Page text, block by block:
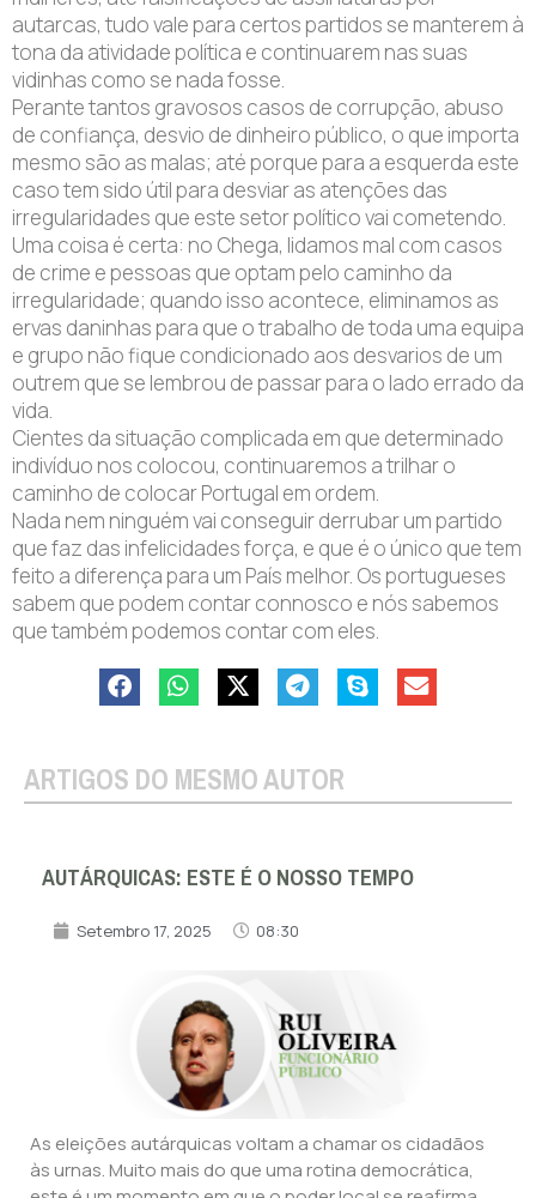
autarcas, tudo vale para certos partidos se manterem à
tona da atividade política e continuarem nas suas
vidinhas como se nada fosse.
Perante tantos gravosos casos de corrupção, abuso
de confiança, desvio de dinheiro público, o que importa
mesmo são as malas; até porque para a esquerda este
caso tem sido útil para desviar as atenções das
irregularidades que este setor político vai cometendo.
Uma coisa é certa: no Chega, lidamos mal com casos
de crime e pessoas que optam pelo caminho da
irregularidade; quando isso acontece, eliminamos as
ervas daninhas para que o trabalho de toda uma equipa
e grupo não fique condicionado aos desvarios de um
outrem que se lembrou de passar para o lado errado da
vida.
Cientes da situação complicada em que determinado
indivíduo nos colocou, continuaremos a trilhar o
caminho de colocar Portugal em ordem.
Nada nem ninguém vai conseguir derrubar um partido
que faz das infelicidades força, e que é o único que tem
feito a diferença para um País melhor. Os portugueses
sabem que podem contar connosco e nós sabemos
que também podemos contar com eles.
ARTIGOS DO MESMO AUTOR
AUTÁRQUICAS: ESTE É O NOSSO TEMPO
Setembro 17, 2025 08:30
As eleições autárquicas voltam a chamar os cidadãos
às urnas. Muito mais do que uma rotina democrática,